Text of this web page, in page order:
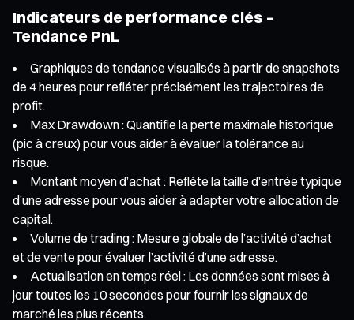
Indicateurs de performance clés –
Tendance PnL
Graphiques de tendance visualisés à partir de snapshots
de 4 heures pour refléter précisément les trajectoires de
profit.
Max Drawdown : Quantifie la perte maximale historique
(pic à creux) pour vous aider à évaluer la tolérance au
risque.
Montant moyen d’achat : Reflète la taille d’entrée typique
d’une adresse pour vous aider à adapter votre allocation de
capital.
Volume de trading : Mesure globale de l’activité d’achat
et de vente pour évaluer l’activité d’une adresse.
Actualisation en temps réel : Les données sont mises à
jour toutes les 10 secondes pour fournir les signaux de
marché les plus récents.